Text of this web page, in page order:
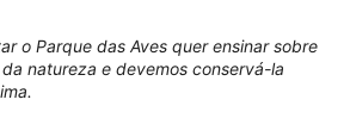
o Parque das Aves quer ensinar sobre
natureza e devemos conservá-la